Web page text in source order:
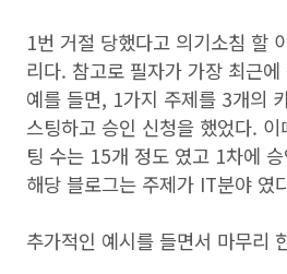
1번 거절 당했다고 의기소침 할
리다. 참고로 필자가 가장 최근
예를 들면, 1가지 주제를 3개의
스팅하고 승인 신청을 했었다.
팅 수는 15개 정도 였고 1차에
해당 블로그는 주제가 IT분야 였
추가적인 예시를 들면서 마무리